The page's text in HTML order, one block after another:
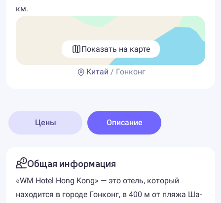
км.
Показать на карте
Китай / Гонконг
Цены Описание
Общая информация
«WM Hotel Hong Kong» — это отель, который
находится в городе Гонконг, в 400 м от пляжа Ша-